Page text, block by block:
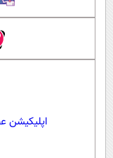
اپلیکیشن